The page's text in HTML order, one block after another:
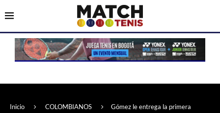
Inicio COLOMBIANOS
Gómez le entrega la primera